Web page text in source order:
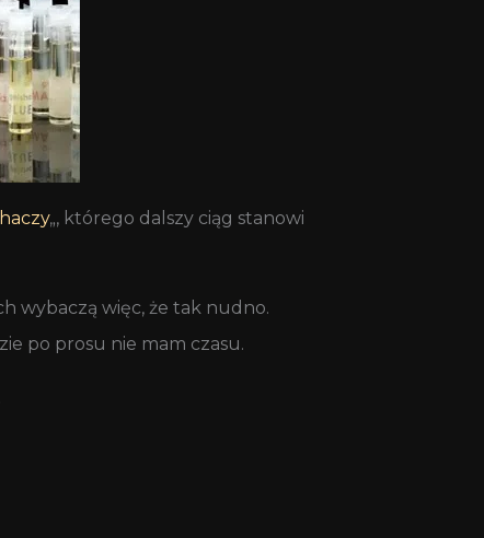
„, którego dalszy ciąg stanowi
wybaczą więc, że tak nudno.
po prosu nie mam czasu.